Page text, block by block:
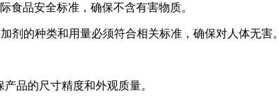
食品安全标准，确保不含有害物质。
的种类和用量必须符合相关标准，确保对人体无害。
品的尺寸精度和外观质量。